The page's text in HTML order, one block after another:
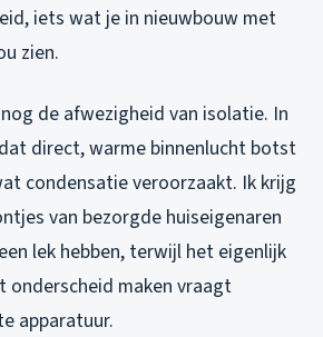
iets wat je in nieuwbouw met
zien.
de afwezigheid van isolatie. In
direct, warme binnenlucht botst
condensatie veroorzaakt. Ik krijg
van bezorgde huiseigenaren
lek hebben, terwijl het eigenlijk
onderscheid maken vraagt
apparatuur.